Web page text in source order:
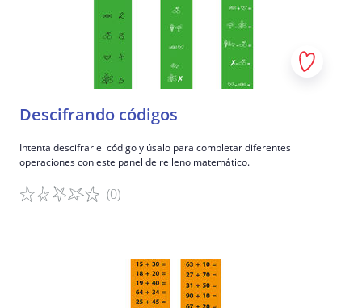
Objetivos de aprendizaje específicos
Conoce el impacto del COVID-19 en la educación
Descifrando códigos
Intenta descifrar el código y úsalo para completar diferentes
operaciones con este panel de relleno matemático.
(0)